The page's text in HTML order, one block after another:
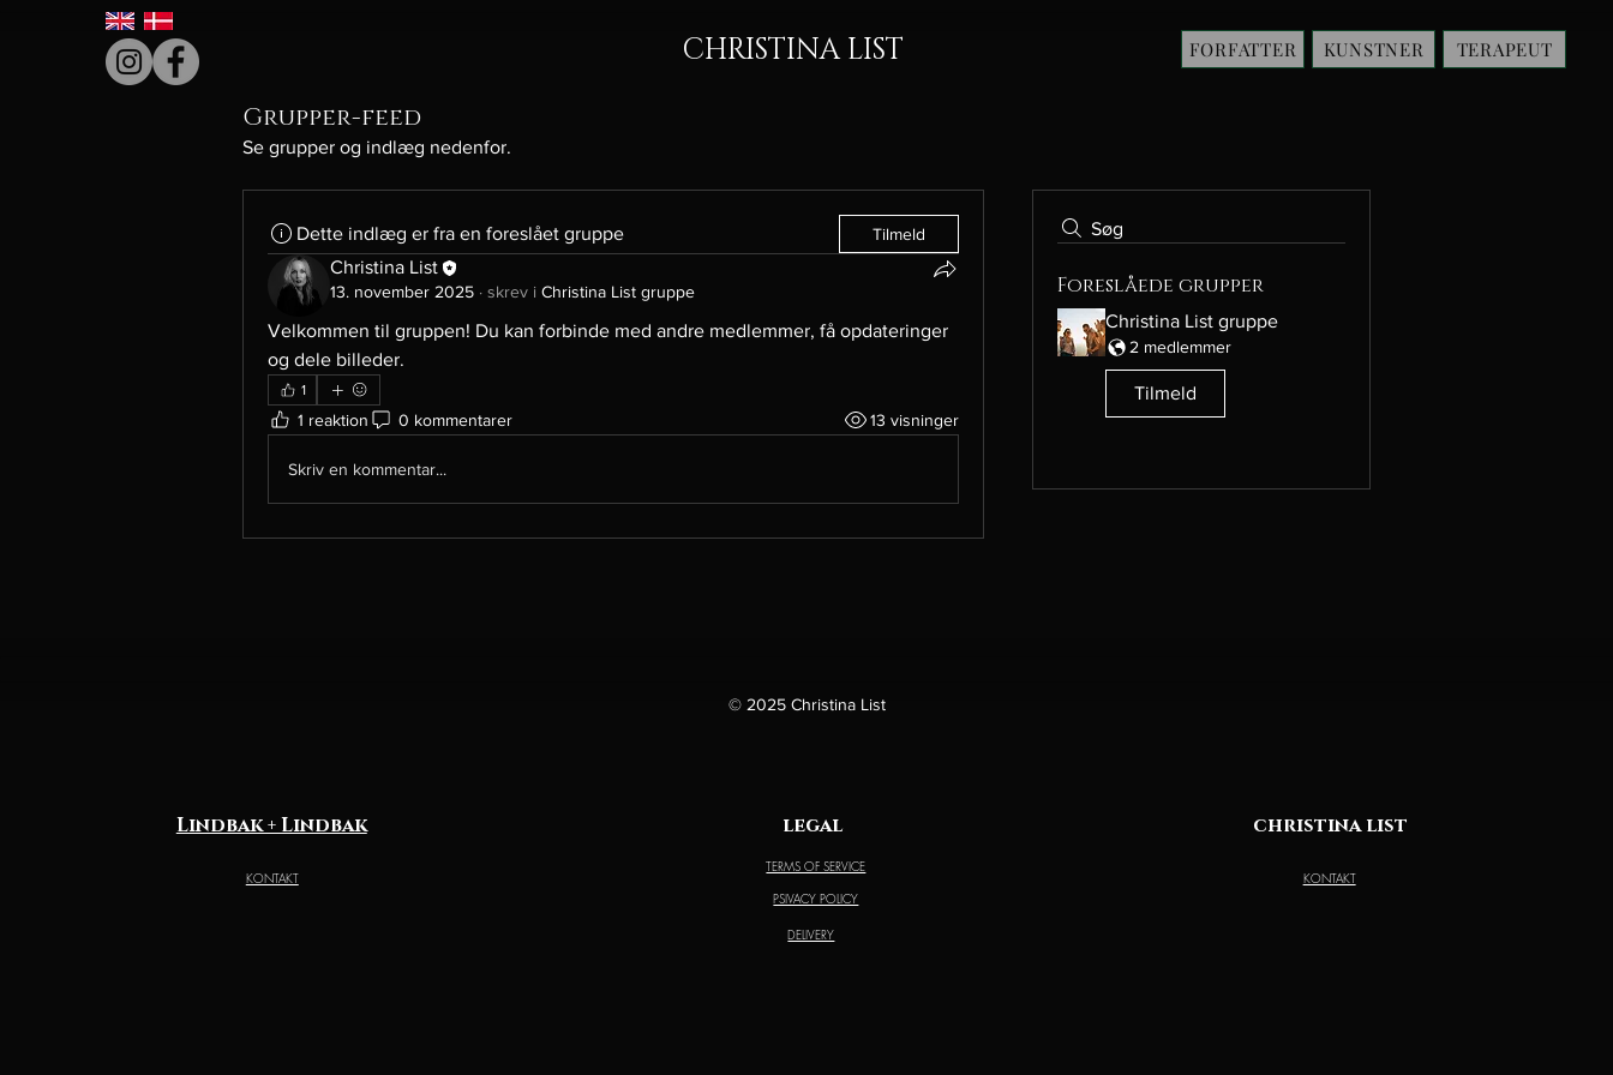
CHRISTINA LIST FORFATTER KUNSTNER TERAPEUT
Grupper-feed
Se grupper og indlæg nedenfor.
Søg
Foreslåede grupper
Christina List gruppe
2 medlemmer
Tilmeld
Dette indlæg er fra en foreslået gruppe Tilmeld
Christina List
13. november 2025 · skrev i Christina List gruppe
Velkommen til gruppen! Du kan forbinde med andre medlemmer, få opdateringer
og dele billeder.
1
1 reaktion 0 kommentarer 13 visninger
Skriv en kommentar...
© 2025 Christina List
Lindbak + Lindbak
KONTAKT
legal
TERMS OF SERVICE
PSIVACY POLICY
DELIVERY
christina list
KONTAKT